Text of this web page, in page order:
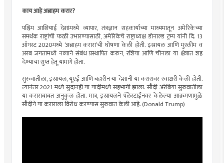
काय आहे अब्राहम करार?
पश्चिम आशियाई देशांमध्ये व्यापार, तंत्रज्ञान सहकार्याच्या माध्यमातून अमेरिकेच्या
समर्थक राष्ट्रांची फळी उभारण्यासाठी, अमेरिकेचे राष्ट्राध्यक्ष डोनाल्ड ट्रम्प यांनी दि. 13
ऑगस्ट 2020मध्ये ‘अब्राहम करारा’ची घोषणा केली होती. इस्रायल आणि मुस्लीम व
अरब जगतामध्ये नव्याने संबंध प्रस्थापित करुन, रशिया आणि चीनला या क्षेत्रात शह
देण्याचा सुप्त हेतू यामागे होता.
सुरुवातीला, इस्रायल, यूएई आणि बहारीन या देशांनी या करारावर स्वाक्षरी केली होती.
त्यानंतर 2021 मध्ये सुदानही या यादीमध्ये सहभागी झाला. सौदी अरेबिया सुरुवातीला
या कराराबाबत अनुकुल होता. मात्र, इस्रायलने पॅलेस्टाईनवर केलेल्या आक्रमणामुळे
सौदीने या कराराला विरोध करण्यास सुरुवात केली आहे. (Donald Trump)